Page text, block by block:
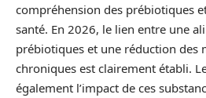
compréhension des prébiotiques
santé. En 2026, le lien entre une
prébiotiques et une réduction des
chroniques est clairement établi.
également l’impact de ces